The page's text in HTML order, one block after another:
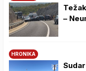
–
HRONIKA